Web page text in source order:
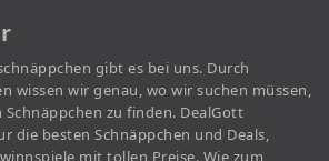
gibt es bei uns. Durch
wissen wir genau, wo wir suchen müssen,
zu finden. DealGott
die besten Schnäppchen und Deals,
mit tollen Preise. Wie zum